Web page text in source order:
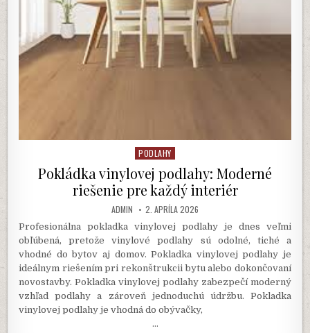
Posted
PODLAHY
Pokládka vinylovej podlahy: Moderné
riešenie pre každý interiér
AUTHOR:
ADMIN PUBLISHED
DATE:
2. APRÍLA 2026
Profesionálna pokladka vinylovej podlahy je dnes veľmi
obľúbená, pretože vinylové podlahy sú odolné, tiché a
vhodné do bytov aj domov. Pokladka vinylovej podlahy je
ideálnym riešením pri rekonštrukcii bytu alebo dokončovaní
novostavby. Pokladka vinylovej podlahy zabezpečí moderný
vzhľad podlahy a zároveň jednoduchú údržbu. Pokladka
vinylovej podlahy je vhodná do obývačky,
…